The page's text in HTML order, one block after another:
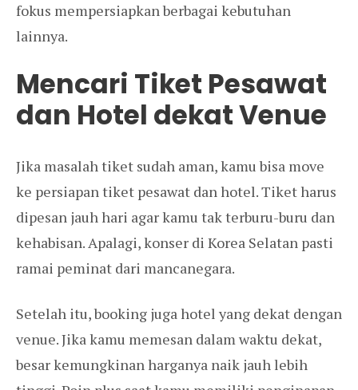
fokus mempersiapkan berbagai kebutuhan
lainnya.
Mencari Tiket Pesawat
dan Hotel dekat Venue
Jika masalah tiket sudah aman, kamu bisa move
ke persiapan tiket pesawat dan hotel. Tiket harus
dipesan jauh hari agar kamu tak terburu-buru dan
kehabisan. Apalagi, konser di Korea Selatan pasti
ramai peminat dari mancanegara.
Setelah itu, booking juga hotel yang dekat dengan
venue. Jika kamu memesan dalam waktu dekat,
besar kemungkinan harganya naik jauh lebih